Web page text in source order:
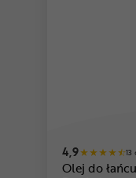
4,9
Olej do